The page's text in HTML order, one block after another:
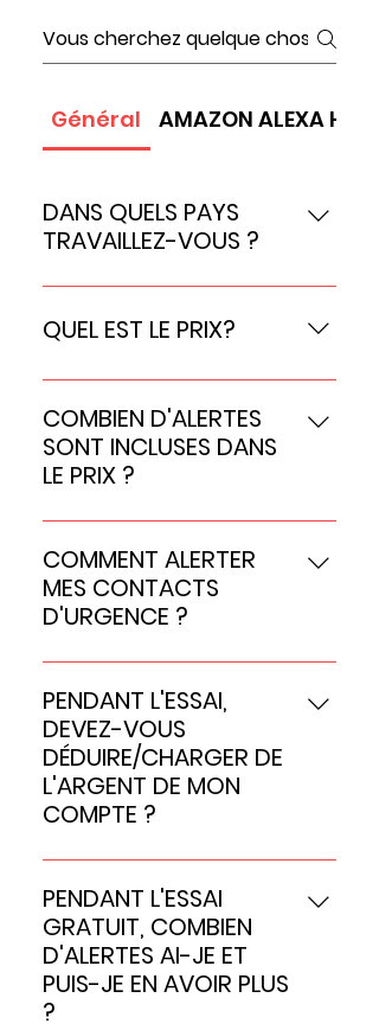
Général AMAZON ALEXA
DANS QUELS PAYS
TRAVAILLEZ-VOUS ?
Royaume-Uni, États-Unis,
Canada, Australie, Espagne,
France, Belgique, Irlande,
Allemagne, France et Suède.
QUEL EST LE PRIX?
Pour en savoir plus sur nos
tarifs, rendez-vous sur notre
page Tarifs !
COMBIEN D'ALERTES
SONT INCLUSES DANS
LE PRIX ?
Il n'y a pas de limite raisonnable
(alertes SOS illimitées)
COMMENT ALERTER
MES CONTACTS
D'URGENCE ?
Nous leur envoyons des SMS,
nous les appelons et nous leur
envoyons également des e-
mails.
PENDANT L'ESSAI,
DEVEZ-VOUS
DÉDUIRE/CHARGER DE
L'ARGENT DE MON
COMPTE ?
Non, l'application est
entièrement gratuite pendant
la période d'essai. Une fois
l'essai terminé, vous décidez
alors de mettre à niveau et
vous payez alors soit via des
PENDANT L'ESSAI
GRATUIT, COMBIEN
D'ALERTES AI-JE ET
PUIS-JE EN AVOIR PLUS
?